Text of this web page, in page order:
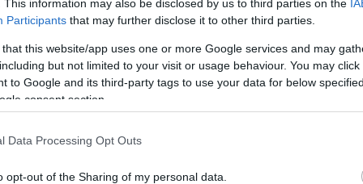
This information may also be disclosed by us to third parties on the
Participants that may further disclose it to other third parties.
that this website/app uses one or more Google services and may
but not limited to your visit or usage behaviour. You may
to Google and its third-party tags to use your data for below
consent section.
Data Processing Opt Outs
opt-out of the Sharing of my personal data.